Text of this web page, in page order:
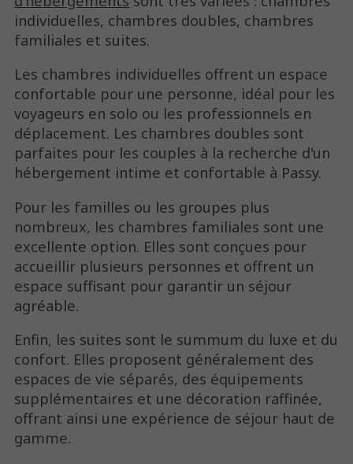
individuelles, chambres doubles, chambres
familiales et suites.
Les chambres individuelles offrent un espace
confortable pour une personne, idéal pour les
voyageurs en solo ou les professionnels en
déplacement. Les chambres doubles sont
parfaites pour les couples à la recherche d'un
hébergement intime et confortable à Passy.
Pour les familles ou les groupes plus
nombreux, les chambres familiales sont une
excellente option. Elles sont conçues pour
accueillir plusieurs personnes et offrent un
espace suffisant pour garantir un séjour
agréable.
Enfin, les suites sont le summum du luxe et du
confort. Elles proposent généralement des
espaces de vie séparés, des équipements
supplémentaires et une décoration raffinée,
offrant ainsi une expérience de séjour haut de
gamme.